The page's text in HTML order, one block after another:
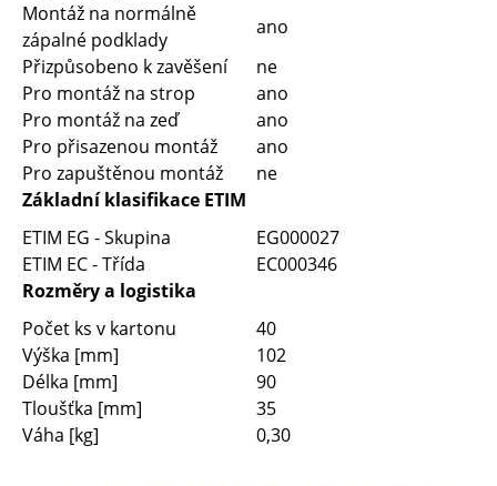
Montáž na normálně
zápalné podklady
ano
Přizpůsobeno k zavěšení
ne
Pro montáž na strop
ano
Pro montáž na zeď
ano
Pro přisazenou montáž
ano
Pro zapuštěnou montáž
ne
Základní klasifikace ETIM
ETIM EG - Skupina
EG000027
ETIM EC - Třída
EC000346
Rozměry a logistika
Počet ks v kartonu
40
Výška [mm]
102
Délka [mm]
90
Tloušťka [mm]
35
Váha [kg]
0,30